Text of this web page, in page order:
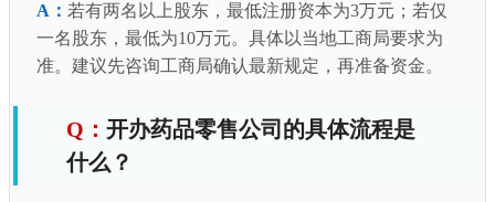
若有两名以上股东，最低注册资本为3万元；若仅
一名股东，最低为10万元。具体以当地工商局要求为
准。建议先咨询工商局确认最新规定，再准备资金。
开办药品零售公司的具体流程是
什么？